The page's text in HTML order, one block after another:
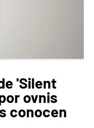
'Silent
ovnis
conocen